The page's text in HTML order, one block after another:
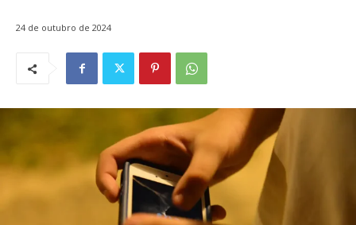
24 de outubro de 2024